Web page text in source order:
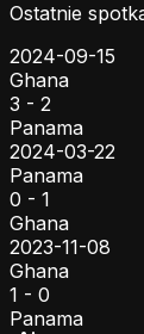
Ostatnie
2024-09-15
Ghana
3 - 2
Panama
2024-03-22
Panama
0 - 1
Ghana
2023-11-08
Ghana
1 - 0
Panama